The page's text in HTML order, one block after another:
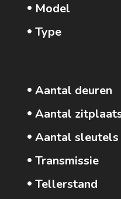
Model
Type
Aantal deuren
Aantal
Aantal sleutels
Transmissie
Tellerstand